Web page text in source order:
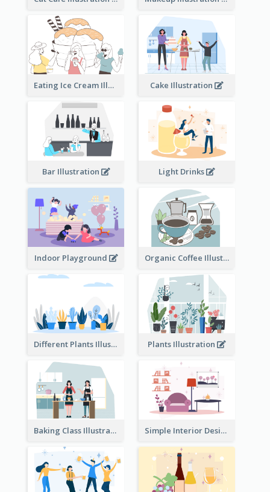
Eating Ice Cream Illustration Cake Illustration
Bar Illustration Light Drinks
Indoor Playground Organic Coffee Illustration
Different Plants Illustration Plants Illustration
Baking Class Illustration Simple Interior Design